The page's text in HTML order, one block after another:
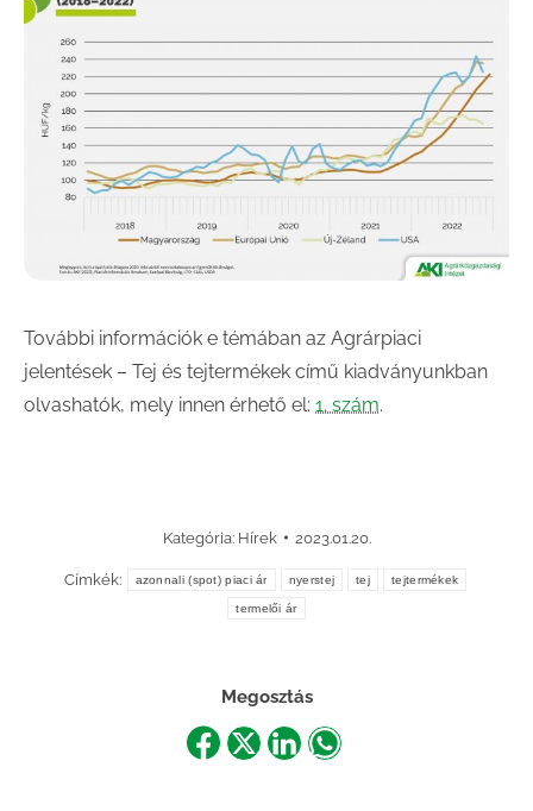
További információk e témában az Agrárpiaci
jelentések – Tej és tejtermékek című kiadványunkban
olvashatók, mely innen érhető el: 1. szám.
Kategória: Hírek 2023.01.20.
Címkék: azonnali (spot) piaci ár nyerstej tej tejtermékek
termelői ár
Megosztás
ShareShareShareShare